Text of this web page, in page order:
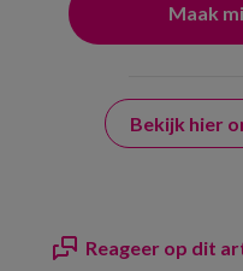
Bekijk hier
Reageer op dit